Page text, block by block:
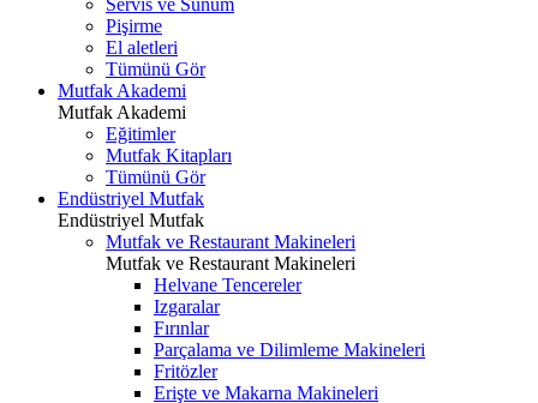
Servis ve Sunum
Pişirme
El aletleri
Tümünü Gör
Mutfak Akademi
Mutfak Akademi
Eğitimler
Mutfak Kitapları
Tümünü Gör
Endüstriyel Mutfak
Endüstriyel Mutfak
Mutfak ve Restaurant Makineleri
Mutfak ve Restaurant Makineleri
Helvane Tencereler
Izgaralar
Fırınlar
Parçalama ve Dilimleme Makineleri
Fritözler
Erişte ve Makarna Makineleri